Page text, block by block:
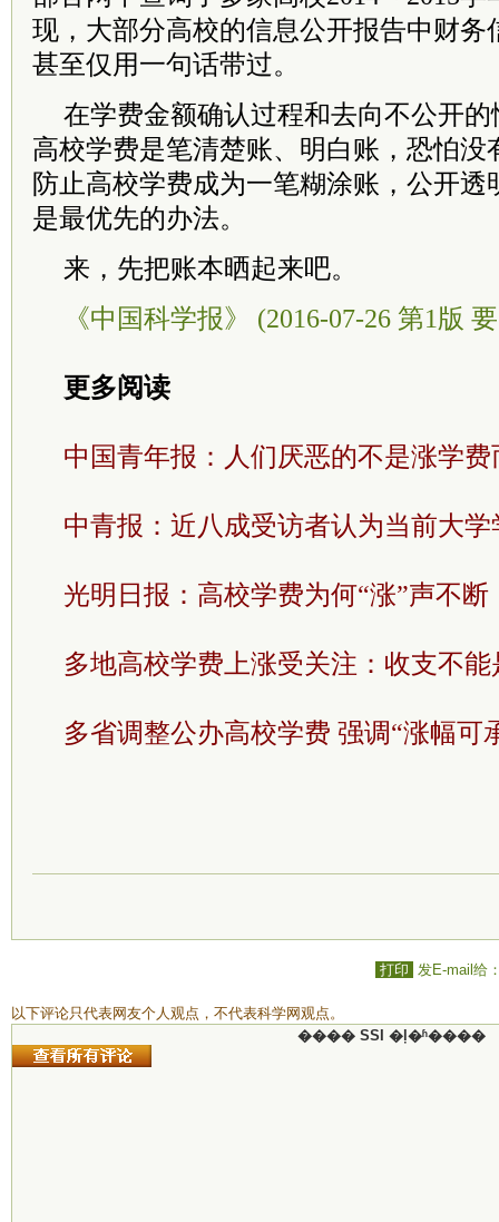
现，大部分高校的信息公开报告中财务
甚至仅用一句话带过。
在学费金额确认过程和去向不公开
高校学费是笔清楚账、明白账，恐怕没
防止高校学费成为一笔糊涂账，公开透
是最优先的办法。
来，先把账本晒起来吧。
《中国科学报》 (2016-07-26 第1版
更多阅读
中国青年报：人们厌恶的不是涨学
中青报：近八成受访者认为当前大学
光明日报：高校学费为何“涨”声不断
多地高校学费上涨受关注：收支不能
多省调整公办高校学费 强调“涨幅可
打印 发E-mail给
以下评论只代表网友个人观点，不代表科学网观点。
���� SSI �ļ�ʱ����